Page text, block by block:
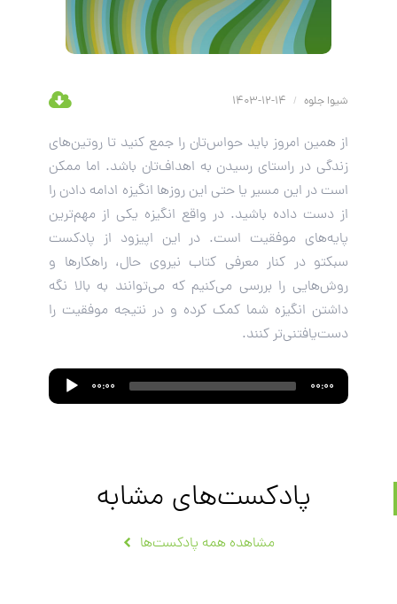
شیوا جلوه /
از همین امروز باید حواس‌تان را جمع کنید تا روتین‌های
زندگی‌ در راستای رسیدن به اهداف‌تان باشد. اما ممکن
است در این مسیر یا حتی این روزها انگیزه ادامه‌ دادن را
از دست داده باشید. در واقع انگیزه یکی از مهم‌ترین
پایه‌های موفقیت است. در این اپیزود از پادکست
سبکتو در کنار معرفی کتاب نیروی حال، راهکارها و
روش‌هایی را بررسی می‌کنیم که می‌توانند به بالا نگه
داشتن انگیزه شما کمک کرده و در نتیجه موفقیت را
دست‌یافتنی‌تر کنند.
Audio
Player
00:00 00:00
پادکست‌های مشابه
مشاهده همه پادکست‌ها